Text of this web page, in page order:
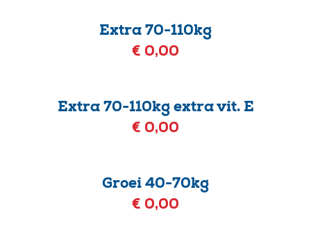
Extra 70-110kg
€ 0,00
Extra 70-110kg extra vit. E
€ 0,00
Groei 40-70kg
€ 0,00